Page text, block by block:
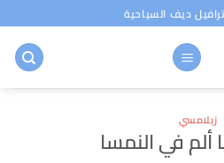
ديف السياحية
زيلامسي
ألم في النمسا